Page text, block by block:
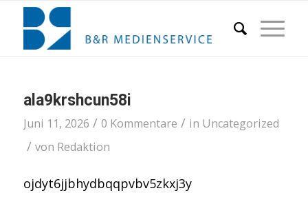
ala9krshcun58i
Juni 11, 2026 / 0 Kommentare / in Uncategorized
/ von Redaktion
ojdyt6jjbhydbqqpvbv5zkxj3y